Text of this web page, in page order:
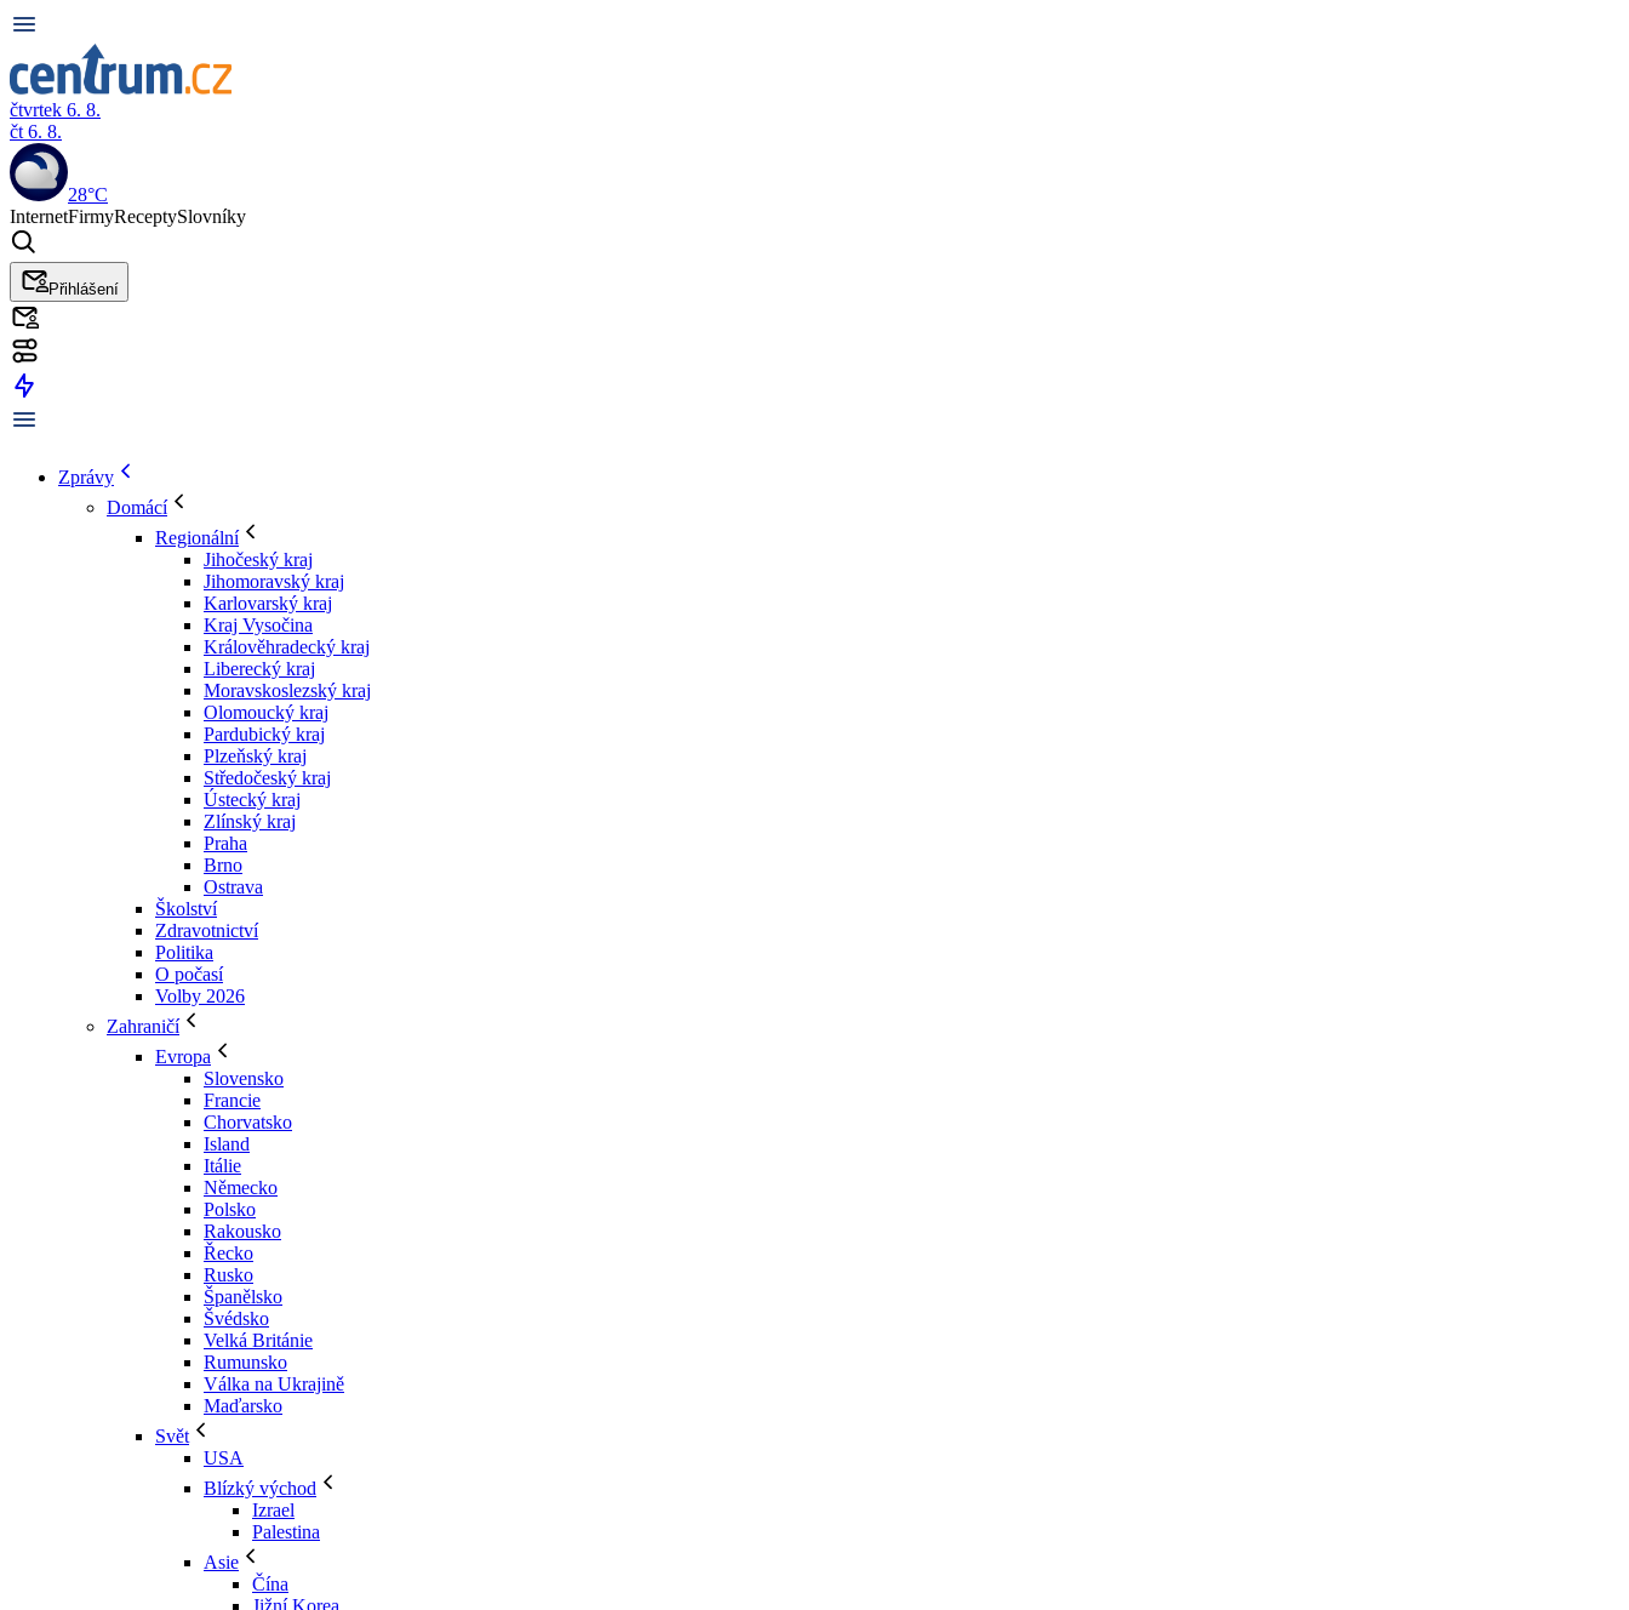
čtvrtek 6. 8.
čt 6. 8.
28°C
InternetFirmyReceptySlovníky
Přihlášení
Zprávy
Domácí
Regionální
Jihočeský kraj
Jihomoravský kraj
Karlovarský kraj
Kraj Vysočina
Králověhradecký kraj
Liberecký kraj
Moravskoslezský kraj
Olomoucký kraj
Pardubický kraj
Plzeňský kraj
Středočeský kraj
Ústecký kraj
Zlínský kraj
Praha
Brno
Ostrava
Školství
Zdravotnictví
Politika
O počasí
Volby 2026
Zahraničí
Evropa
Slovensko
Francie
Chorvatsko
Island
Itálie
Německo
Polsko
Rakousko
Řecko
Rusko
Španělsko
Švédsko
Velká Británie
Rumunsko
Válka na Ukrajině
Maďarsko
Svět
USA
Blízký východ
Izrael
Palestina
Asie
Čína
Jižní Korea